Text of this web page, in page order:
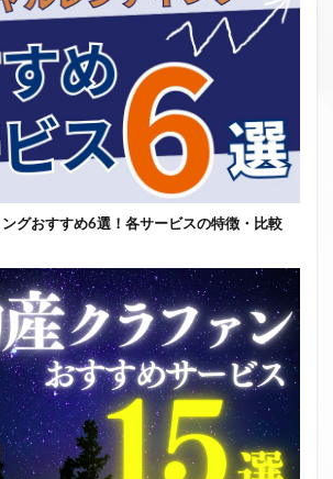
グおすすめ6選！各サービスの特徴・比較